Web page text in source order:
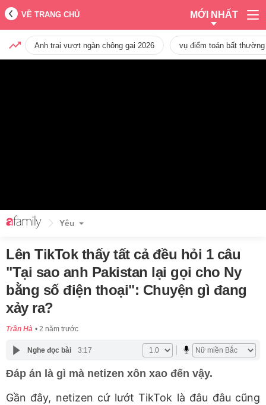
VỀ TRANG CHỦ MỚI NHẤT
Anh trai vượt ngàn chông gai 2026 vụ điểm toán bất
Yêu
Lên TikTok thấy tất cả đều hỏi 1 câu
"Tại sao anh Pakistan lại gọi cho Ny
bằng số điện thoại": Chuyện gì đang
xảy ra?
Trần Hà 2 năm trước
Nghe đọc bài 3:17
Đáp án là gì mà netizen xôn xao đến vậy.
Gần đây, netizen cứ lướt TikTok là đâu đâu cũng